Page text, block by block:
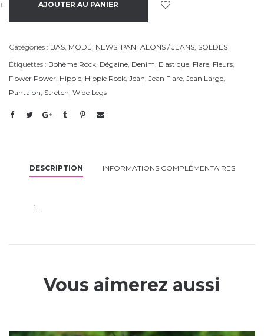
+ AJOUTER AU PANIER
Catégories : BAS, MODE, NEWS, PANTALONS / JEANS, SOLDES
Étiquettes : Bohème Rock, Dégaine, Denim, Elastique, Flare, Fleurs,
Flower Power, Hippie, Hippie Rock, Jean, Jean Flare, Jean Large,
Pantalon, Stretch, Wide Legs
DESCRIPTION INFORMATIONS COMPLÉMENTAIRES
Vous aimerez aussi